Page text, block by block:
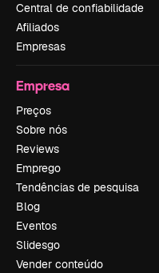
Central de confiabilidade
Afiliados
Empresas
Empresa
Preços
Sobre nós
Reviews
Emprego
Tendências de pesquisa
Blog
Eventos
Slidesgo
Vender conteúdo